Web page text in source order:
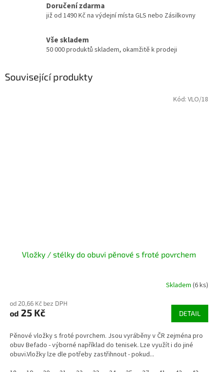
Doručení zdarma
již od 1490 Kč na výdejní místa GLS nebo Zásilkovny
Vše skladem
50 000 produktů skladem, okamžitě k prodeji
Související produkty
Vložky / stélky do obuvi pěnové s froté povrchem
Skladem (6 ks)
od 20,66 Kč bez DPH
od 25 Kč DETAIL
Pěnové vložky s froté povrchem. Jsou vyráběny v ČR zejména pro
obuv Befado - výborné například do tenisek. Lze využít i do jiné
obuvi.Vložky lze dle potřeby zastřihnout - pokud...
Kód: VLO/18